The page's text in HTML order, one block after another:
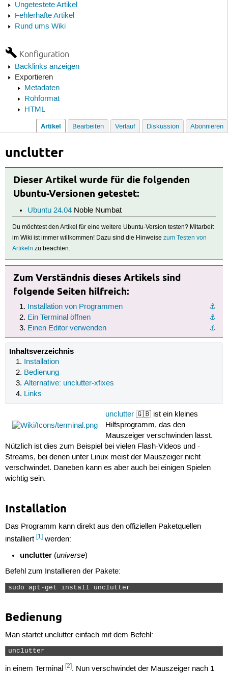
Ungetestete Artikel
Fehlerhafte Artikel
Rund ums Wiki
Konfiguration
Backlinks anzeigen
Exportieren
Metadaten
Rohformat
HTML
Artikel Bearbeiten Verlauf Diskussion Abonnieren
unclutter
Dieser Artikel wurde für die folgenden
Ubuntu-Versionen getestet:
Ubuntu 24.04Noble Numbat
Du möchtest den Artikel für eine weitere Ubuntu-Version testen? Mitarbeit
im Wiki ist immer willkommen! Dazu sind die Hinweisezum Testen von
Artikeln zu beachten.
Zum Verständnis dieses Artikels sind
folgende Seiten hilfreich:
⚓︎
Installation von Programmen
⚓︎
Ein Terminal öffnen
⚓︎
Einen Editor verwenden
Inhaltsverzeichnis
Installation
Bedienung
Alternative: unclutter-xfixes
Links
unclutter 🇬🇧 ist ein kleines
Hilfsprogramm, das den
Mauszeiger verschwinden lässt.
Nützlich ist dies zum Beispiel bei vielen Flash-Videos und -
Streams, bei denen unter Linux meist der Mauszeiger nicht
verschwindet. Daneben kann es aber auch bei einigen Spielen
wichtig sein.
Installation
Das Programm kann direkt aus den offiziellen Paketquellen
installiert [1]werden:
unclutter (universe)
Befehl zum Installieren der Pakete:
sudo apt-get install unclutter
Bedienung
Man startet unclutter einfach mit dem Befehl:
unclutter
in einem Terminal [2]. Nun verschwindet der Mauszeiger nach 1